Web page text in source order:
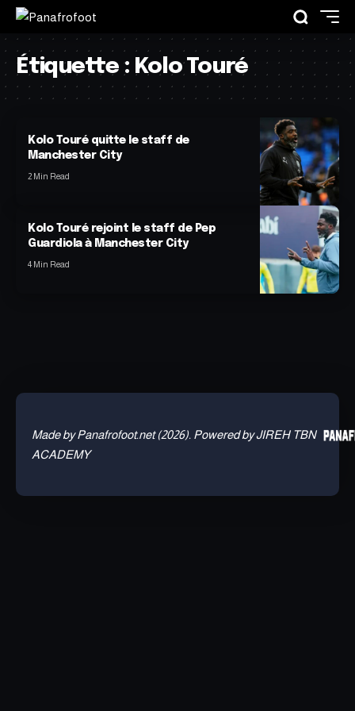
Étiquette : Kolo Touré
Kolo Touré quitte le staff de
Manchester City
2 Min Read
Kolo Touré rejoint le staff de Pep
Guardiola à Manchester City
4 Min Read
Made by Panafrofoot.net (2026). Powered by JIREH TBN
ACADEMY